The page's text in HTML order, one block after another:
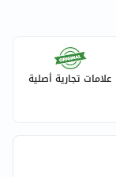
علامات تجارية أصلية